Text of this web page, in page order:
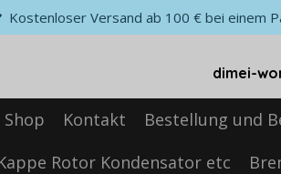
Kostenloser Versand ab 100 € bei einem
dimei-
Shop Kontakt Bestellung und
Rotor Kondensator etc